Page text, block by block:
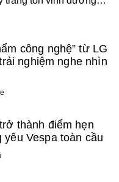
công nghệ” từ LG
nghiệm nghe nhìn
thành điểm hẹn
yêu Vespa toàn cầu